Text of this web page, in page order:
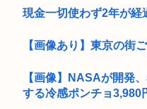
現金一切使わず2年が経
【画像あり】東京の街
【画像】NASAが開発
する冷感ポンチョ3,980